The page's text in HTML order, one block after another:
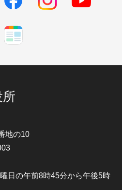
地の10
日の午前8時45分から午後5時